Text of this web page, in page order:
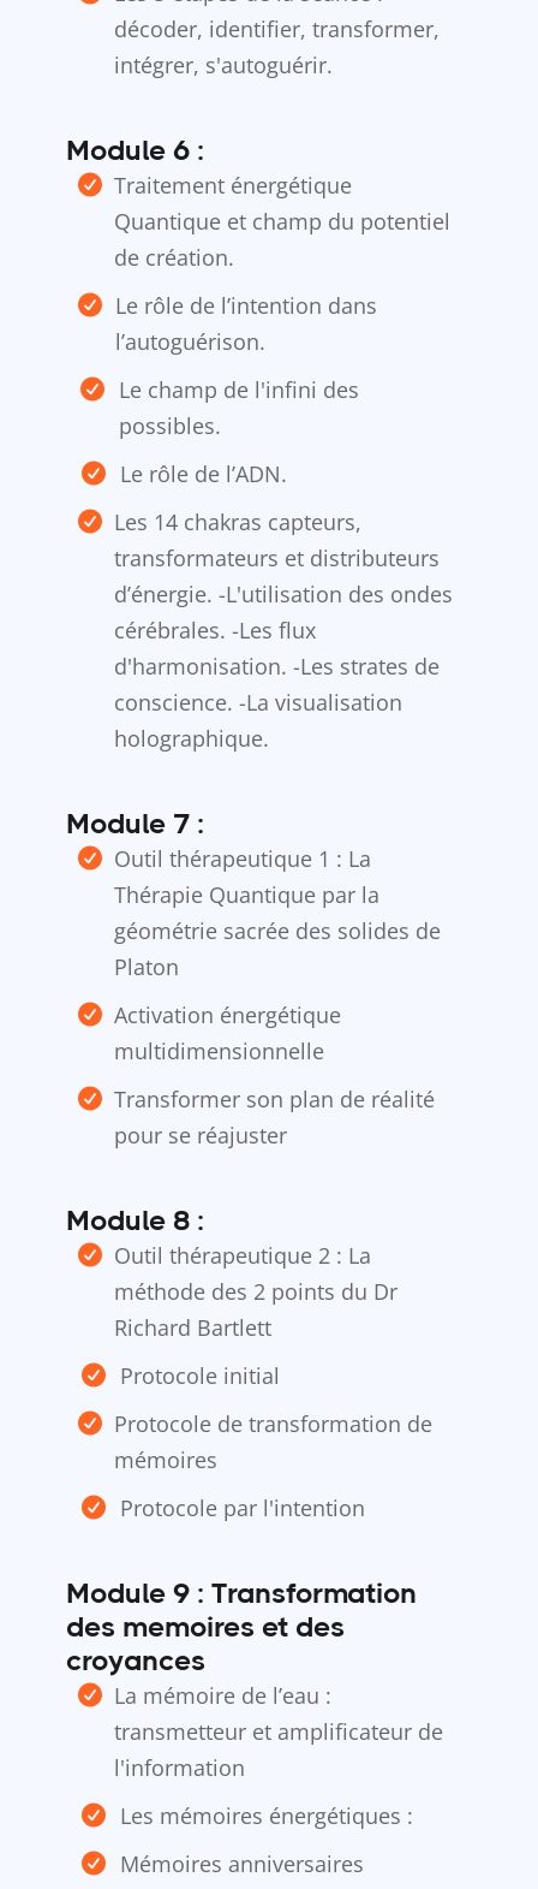
décoder, identifier, transformer,
intégrer, s'autoguérir.
Module 6 :
Traitement énergétique
Quantique et champ du potentiel
de création.
Le rôle de l’intention dans
l’autoguérison.
Le champ de l'infini des
possibles.
Le rôle de l’ADN.
Les 14 chakras capteurs,
transformateurs et distributeurs
d’énergie. -L'utilisation des ondes
cérébrales. -Les flux
d'harmonisation. -Les strates de
conscience. -La visualisation
holographique.
Module 7 :
Outil thérapeutique 1 : La
Thérapie Quantique par la
géométrie sacrée des solides de
Platon
Activation énergétique
multidimensionnelle
Transformer son plan de réalité
pour se réajuster
Module 8 :
Outil thérapeutique 2 : La
méthode des 2 points du Dr
Richard Bartlett
Protocole initial
Protocole de transformation de
mémoires
Protocole par l'intention
Module 9 : Transformation
des memoires et des
croyances
La mémoire de l’eau :
transmetteur et amplificateur de
l'information
Les mémoires énergétiques :
Mémoires anniversaires